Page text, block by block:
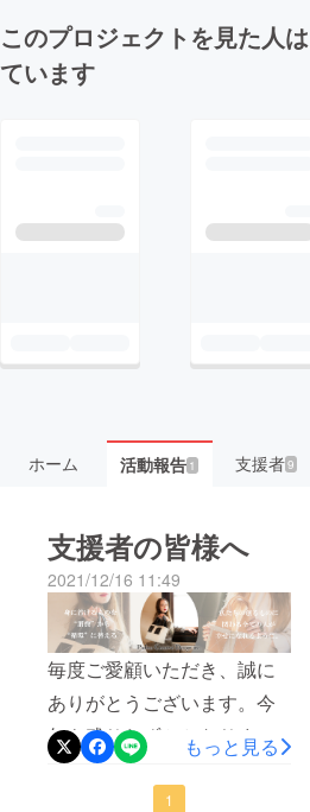
このプロジェクトを見た人
ています
ホーム 活動報告1 支援者9
支援者の皆様へ
2021/12/16 11:49
毎度ご愛顧いただき、誠に
ありがとうございます。今
年も残りわずかとなりまし
たが、 皆様いかがお過ごし
でしょうか。本プロジェク
もっと見る
1